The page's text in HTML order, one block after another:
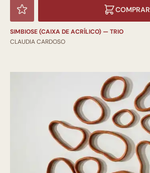
COMPRAR
SIMBIOSE (CAIXA DE ACRÍLICO) — TRIO
CLAUDIA CARDOSO